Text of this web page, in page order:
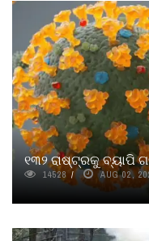
୧୩୨ ରାଷ୍ଟ୍ରକୁ ବ୍ୟାପି
14528 AUG 02,